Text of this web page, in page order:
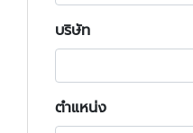
บริษัท
ตำแหน่ง